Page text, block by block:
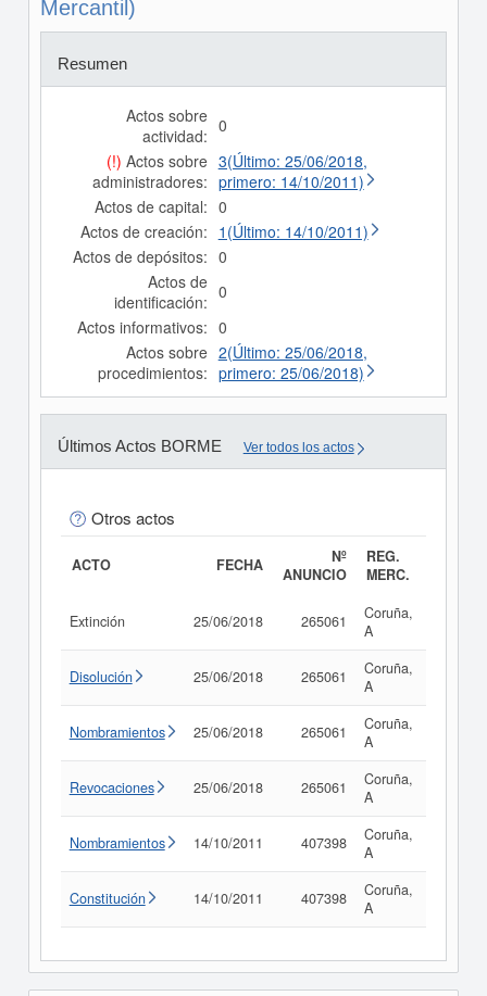
Mercantil)
Resumen
Actos sobre
actividad: 0
(!) Actos sobre
administradores:
3(Último: 25/06/2018,
primero: 14/10/2011)
Actos de capital: 0
Actos de creación: 1(Último: 14/10/2011)
Actos de depósitos: 0
Actos de
identificación: 0
Actos informativos: 0
Actos sobre
procedimientos:
2(Último: 25/06/2018,
primero: 25/06/2018)
Últimos Actos BORME Ver todos los actos
Otros actos
ACTO FECHA
Nº
ANUNCIO
REG.
MERC.
Extinción 25/06/2018 265061
Coruña,
A
Disolución 25/06/2018 265061
Coruña,
A
Nombramientos 25/06/2018 265061
Coruña,
A
Revocaciones 25/06/2018 265061
Coruña,
A
Nombramientos 14/10/2011 407398
Coruña,
A
Constitución 14/10/2011 407398
Coruña,
A